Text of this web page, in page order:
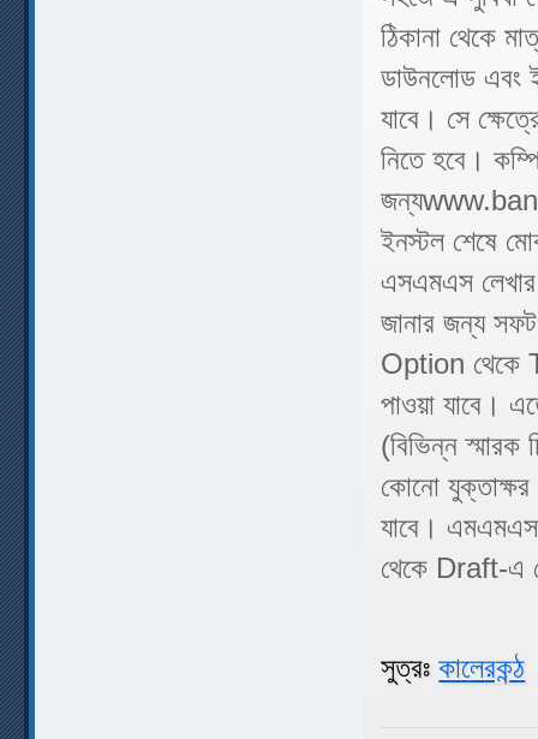
ঠিকানা থেকে
ডাউনলোড এবং
যাবে। সে
নিতে হবে।
ইনস্টল শেষে
এসএমএস
জানার জন্য
Option থেকে
পাওয়া যাবে।
(বিভিন্ন
কোনো যুক্তাক্ষর
যাবে। এমএমএস
থেকে Draft-এ
সুত্রঃকালেরকন্ঠ